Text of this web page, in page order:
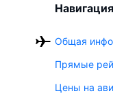
Общая
Прямые
Цены на